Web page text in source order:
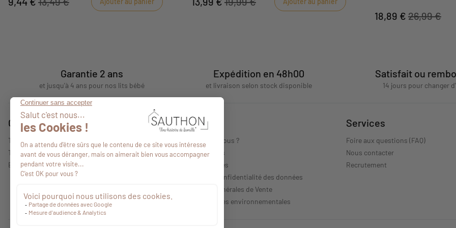
adaptée aux bébés.
confort et la chaleur des
Esmee taille 1 mois vous
18,89 € 26,99 €
Garantie 2 ans
et jusqu'à 4 ans pour nos lits bébé
Expédition en 48h00
et livraison selon stock disponible
Satisfait ou
14 jours pour changer
Conseils
Tous nos conseils
Trouver un point de vente
Espace professionnel
A propos
Qui sommes-nous ?
Nos collections
Mentions légales
Politique de confidentialité des données
Conditions Générales de Vente
Caractéristiques environnementales
Services
Foire aux questions (FAQ)
Nous contacter
Recrutement